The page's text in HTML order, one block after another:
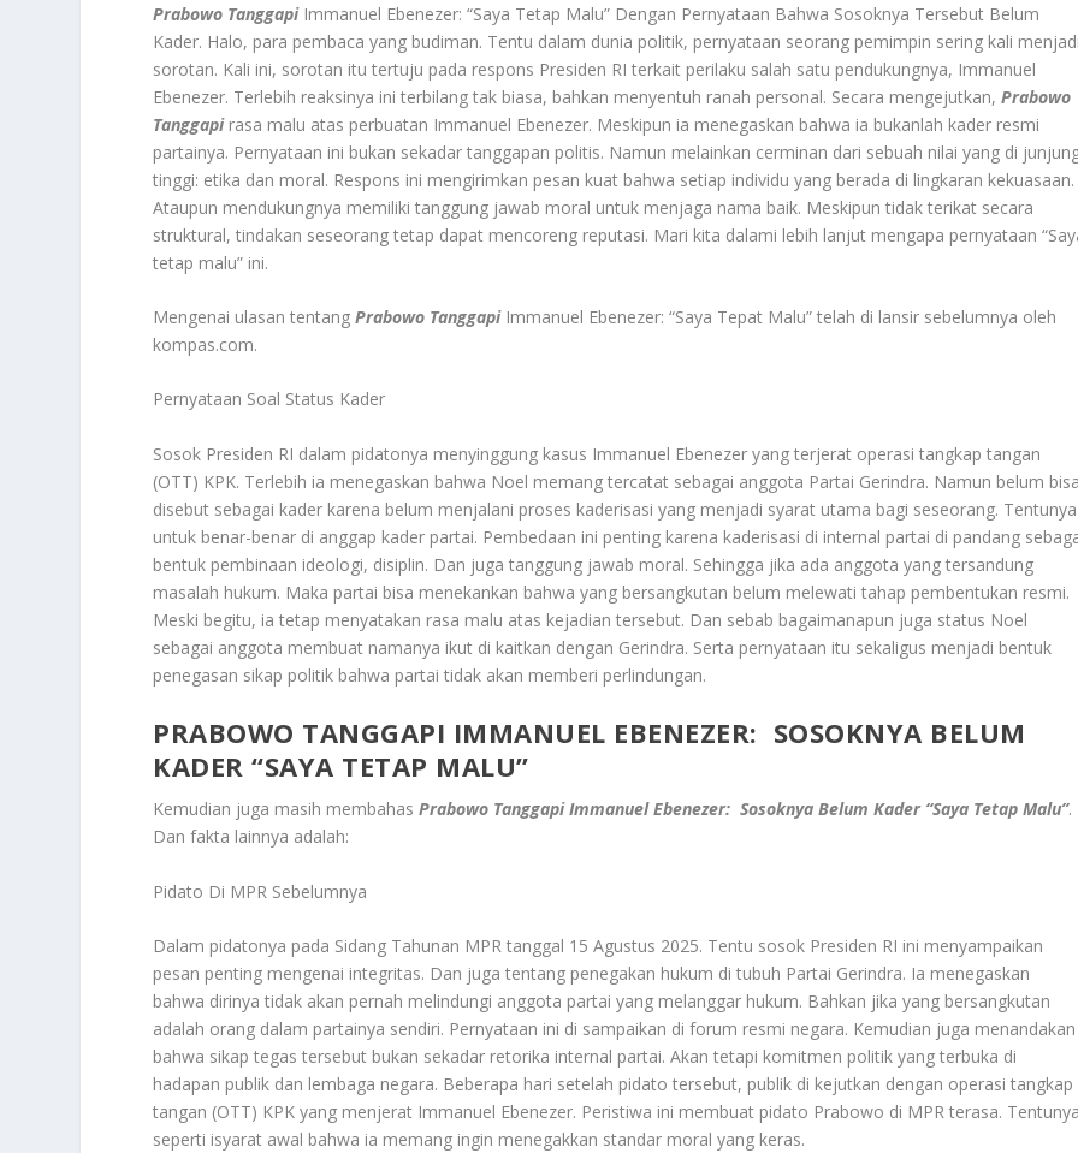
Prabowo TanggapiImmanuel Ebenezer: “Saya Tetap Malu” Dengan Pernyataan Bahwa Sosoknya Tersebut Belum
Kader. Halo, para pembaca yang budiman. Tentu dalam dunia politik, pernyataan seorang pemimpin sering kali menjadi
sorotan. Kali ini, sorotan itu tertuju pada respons Presiden RI terkait perilaku salah satu pendukungnya, Immanuel
Ebenezer. Terlebih reaksinya ini terbilang tak biasa, bahkan menyentuh ranah personal. Secara mengejutkan,Prabowo
Tanggapirasa malu atas perbuatan Immanuel Ebenezer. Meskipun ia menegaskan bahwa ia bukanlah kader resmi
partainya. Pernyataan ini bukan sekadar tanggapan politis. Namun melainkan cerminan dari sebuah nilai yang di
tinggi: etika dan moral. Respons ini mengirimkan pesan kuat bahwa setiap individu yang berada di lingkaran kekuasaan.
Ataupun mendukungnya memiliki tanggung jawab moral untuk menjaga nama baik. Meskipun tidak terikat secara
struktural, tindakan seseorang tetap dapat mencoreng reputasi. Mari kita dalami lebih lanjut mengapa pernyataan
tetap malu” ini.
Mengenai ulasan tentangPrabowo TanggapiImmanuel Ebenezer: “Saya Tepat Malu” telah di lansir sebelumnya oleh
kompas.com.
Pernyataan Soal Status Kader
Sosok Presiden RI dalam pidatonya menyinggung kasus Immanuel Ebenezer yang terjerat operasi tangkap tangan
(OTT) KPK. Terlebih ia menegaskan bahwa Noel memang tercatat sebagai anggota Partai Gerindra. Namun belum bisa
disebut sebagai kader karena belum menjalani proses kaderisasi yang menjadi syarat utama bagi seseorang. Tentunya
untuk benar-benar di anggap kader partai. Pembedaan ini penting karena kaderisasi di internal partai di pandang
bentuk pembinaan ideologi, disiplin. Dan juga tanggung jawab moral. Sehingga jika ada anggota yang tersandung
masalah hukum. Maka partai bisa menekankan bahwa yang bersangkutan belum melewati tahap pembentukan resmi.
Meski begitu, ia tetap menyatakan rasa malu atas kejadian tersebut. Dan sebab bagaimanapun juga status Noel
sebagai anggota membuat namanya ikut di kaitkan dengan Gerindra. Serta pernyataan itu sekaligus menjadi bentuk
penegasan sikap politik bahwa partai tidak akan memberi perlindungan.
PRABOWO TANGGAPI IMMANUEL EBENEZER: SOSOKNYA BELUM
KADER “SAYA TETAP MALU”
Kemudian juga masih membahasPrabowo Tanggapi Immanuel Ebenezer: Sosoknya Belum Kader “Saya Tetap Malu”.
Dan fakta lainnya adalah:
Pidato Di MPR Sebelumnya
Dalam pidatonya pada Sidang Tahunan MPR tanggal 15 Agustus 2025. Tentu sosok Presiden RI ini menyampaikan
pesan penting mengenai integritas. Dan juga tentang penegakan hukum di tubuh Partai Gerindra. Ia menegaskan
bahwa dirinya tidak akan pernah melindungi anggota partai yang melanggar hukum. Bahkan jika yang bersangkutan
adalah orang dalam partainya sendiri. Pernyataan ini di sampaikan di forum resmi negara. Kemudian juga menandakan
bahwa sikap tegas tersebut bukan sekadar retorika internal partai. Akan tetapi komitmen politik yang terbuka di
hadapan publik dan lembaga negara. Beberapa hari setelah pidato tersebut, publik di kejutkan dengan operasi tangkap
tangan (OTT) KPK yang menjerat Immanuel Ebenezer. Peristiwa ini membuat pidato Prabowo di MPR terasa. Tentunya
seperti isyarat awal bahwa ia memang ingin menegakkan standar moral yang keras.